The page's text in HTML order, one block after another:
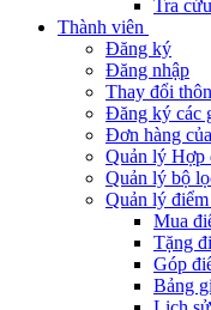
Tra
Thành viên
Đăng ký
Đăng nhập
Thay đổi
Đăng ký các
Đơn hàng
Quản lý Hợp
Quản lý bộ
Quản lý điểm
Mua
Tặng
Góp
Bảng